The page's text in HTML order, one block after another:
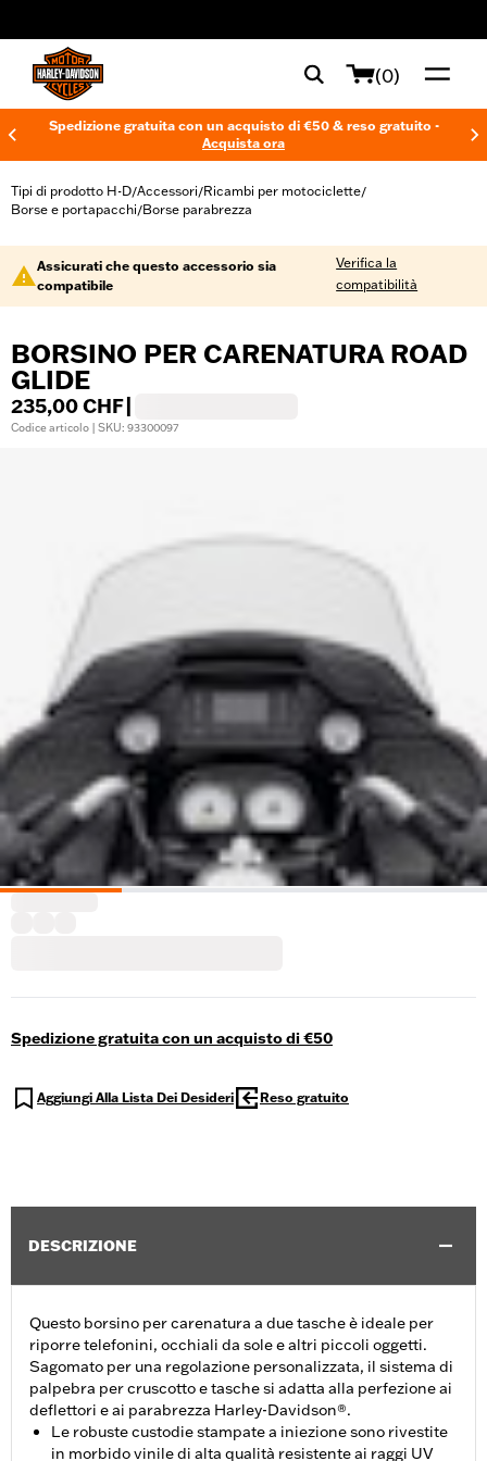
(0)
Spedizione gratuita con un acquisto di €50 & reso gratuito -
Acquista ora
Tipi di prodotto H-D/Accessori/Ricambi per motociclette/
Borse e portapacchi/Borse parabrezza
Assicurati che questo accessorio sia
compatibile
Verifica la
compatibilità
BORSINO PER CARENATURA ROAD
GLIDE
235,00 CHF
Codice articolo | SKU: 93300097
Spedizione gratuita con un acquisto di €50
Aggiungi Alla Lista Dei Desideri Reso gratuito
DESCRIZIONE
Questo borsino per carenatura a due tasche è ideale per
riporre telefonini, occhiali da sole e altri piccoli oggetti.
Sagomato per una regolazione personalizzata, il sistema di
palpebra per cruscotto e tasche si adatta alla perfezione ai
deflettori e ai parabrezza Harley-Davidson®.
Le robuste custodie stampate a iniezione sono rivestite
in morbido vinile di alta qualità resistente ai raggi UV